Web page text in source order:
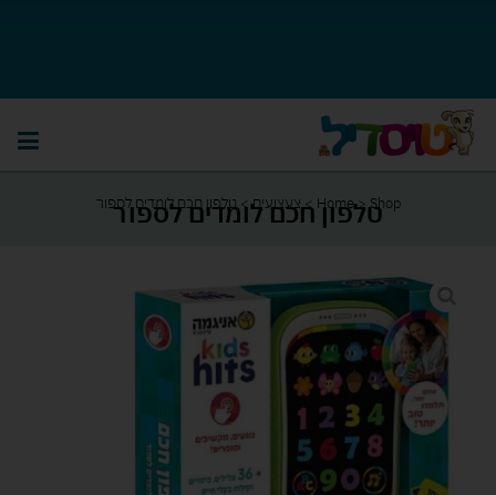
Home>Shop
>צעצועים>טלפון חכם לומדים לספור
טלפון חכם לומדים לספור